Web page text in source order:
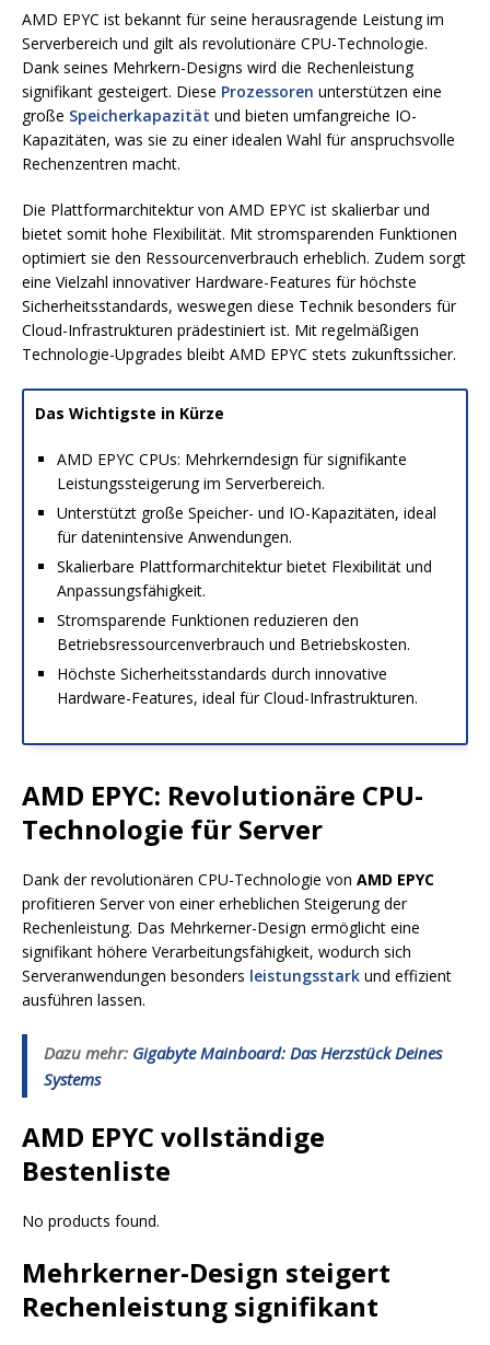
AMD EPYC ist bekannt für seine herausragende Leistung im
Serverbereich und gilt als revolutionäre CPU-Technologie.
Dank seines Mehrkern-Designs wird die Rechenleistung
signifikant gesteigert. Diese Prozessoren unterstützen eine
große Speicherkapazität und bieten umfangreiche IO-
Kapazitäten, was sie zu einer idealen Wahl für anspruchsvolle
Rechenzentren macht.
Die Plattformarchitektur von AMD EPYC ist skalierbar und
bietet somit hohe Flexibilität. Mit stromsparenden Funktionen
optimiert sie den Ressourcenverbrauch erheblich. Zudem sorgt
eine Vielzahl innovativer Hardware-Features für höchste
Sicherheitsstandards, weswegen diese Technik besonders für
Cloud-Infrastrukturen prädestiniert ist. Mit regelmäßigen
Technologie-Upgrades bleibt AMD EPYC stets zukunftssicher.
Das Wichtigste in Kürze
AMD EPYC CPUs: Mehrkerndesign für signifikante
Leistungssteigerung im Serverbereich.
Unterstützt große Speicher- und IO-Kapazitäten, ideal
für datenintensive Anwendungen.
Skalierbare Plattformarchitektur bietet Flexibilität und
Anpassungsfähigkeit.
Stromsparende Funktionen reduzieren den
Betriebsressourcenverbrauch und Betriebskosten.
Höchste Sicherheitsstandards durch innovative
Hardware-Features, ideal für Cloud-Infrastrukturen.
AMD EPYC: Revolutionäre CPU-
Technologie für Server
Dank der revolutionären CPU-Technologie von AMD EPYC
profitieren Server von einer erheblichen Steigerung der
Rechenleistung. Das Mehrkerner-Design ermöglicht eine
signifikant höhere Verarbeitungsfähigkeit, wodurch sich
Serveranwendungen besonders leistungsstark und effizient
ausführen lassen.
Dazu mehr: Gigabyte Mainboard: Das Herzstück Deines
Systems
AMD EPYC vollständige
Bestenliste
No products found.
Mehrkerner-Design steigert
Rechenleistung signifikant